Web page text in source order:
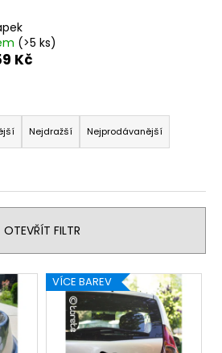
(>5 ks)
Kč
Nejdražší Nejprodávanější
OTEVŘÍT FILTR
VÍCE BAREV